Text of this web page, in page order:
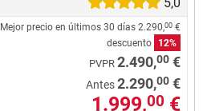
5,0
Mejor precio en últimos 30 días 2.290,00 €
descuento
12%
PVPR 2.490,00 €
Antes2.290,00 €
1.999,00 €